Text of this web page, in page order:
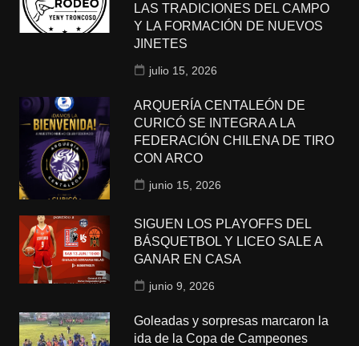
LAS TRADICIONES DEL CAMPO
Y LA FORMACIÓN DE NUEVOS
JINETES
julio 15, 2026
ARQUERÍA CENTALEÓN DE
CURICÓ SE INTEGRA A LA
FEDERACIÓN CHILENA DE TIRO
CON ARCO
junio 15, 2026
SIGUEN LOS PLAYOFFS DEL
BÁSQUETBOL Y LICEO SALE A
GANAR EN CASA
junio 9, 2026
Goleadas y sorpresas marcaron la
ida de la Copa de Campeones